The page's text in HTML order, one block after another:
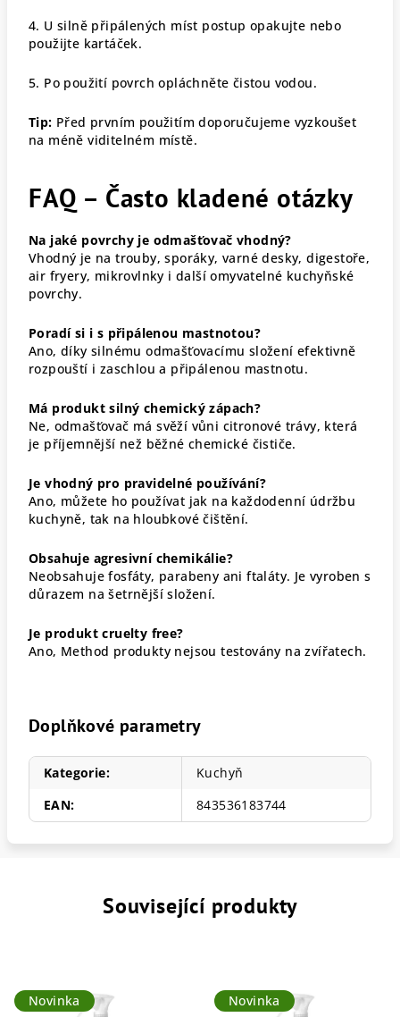
4. U silně připálených míst postup opakujte nebo
použijte kartáček.
5. Po použití povrch opláchněte čistou vodou.
Tip: Před prvním použitím doporučujeme vyzkoušet
na méně viditelném místě.
FAQ – Často kladené otázky
Na jaké povrchy je odmašťovač vhodný?
Vhodný je na trouby, sporáky, varné desky, digestoře,
air fryery, mikrovlnky i další omyvatelné kuchyňské
povrchy.
Poradí si i s připálenou mastnotou?
Ano, díky silnému odmašťovacímu složení efektivně
rozpouští i zaschlou a připálenou mastnotu.
Má produkt silný chemický zápach?
Ne, odmašťovač má svěží vůni citronové trávy, která
je příjemnější než běžné chemické čističe.
Je vhodný pro pravidelné používání?
Ano, můžete ho používat jak na každodenní údržbu
kuchyně, tak na hloubkové čištění.
Obsahuje agresivní chemikálie?
Neobsahuje fosfáty, parabeny ani ftaláty. Je vyroben s
důrazem na šetrnější složení.
Je produkt cruelty free?
Ano, Method produkty nejsou testovány na zvířatech.
Doplňkové parametry
Kategorie:
Kuchyň
EAN: 843536183744
Související produkty
Novinka Novinka